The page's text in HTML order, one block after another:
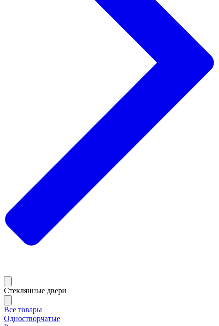
Стеклянные двери
Все товары
Одностворчатые